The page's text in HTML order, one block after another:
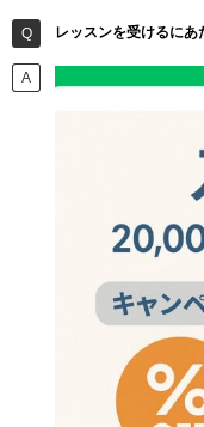
レッスンを受けるに